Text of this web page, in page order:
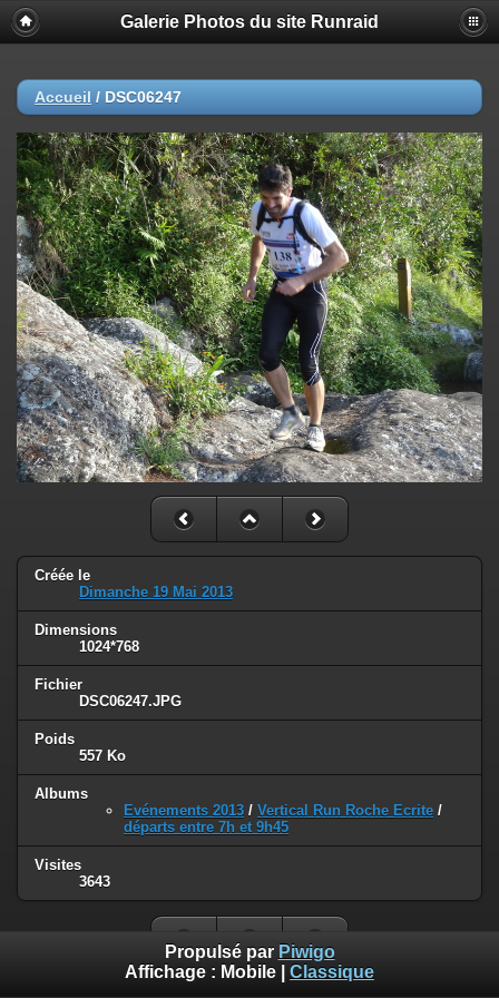
Galerie Photos du site Runraid
Accueil / DSC06247
Créée le
Dimanche 19 Mai 2013
Dimensions
1024*768
Fichier
DSC06247.JPG
Poids
557 Ko
Albums
Evénements 2013 / Vertical Run Roche Ecrite /
départs entre 7h et 9h45
Visites
3643
Propulsé par Piwigo
Affichage : Mobile Classique